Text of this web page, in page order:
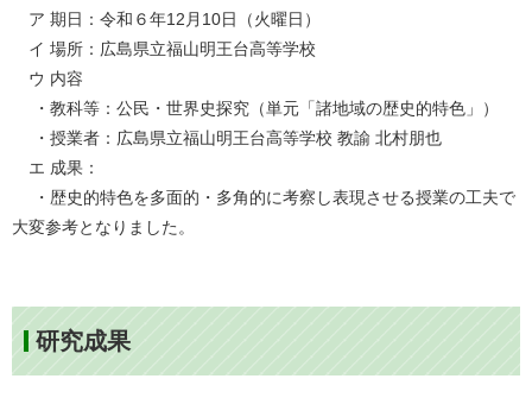
ア 期日：令和６年12月10日（火曜日）
イ 場所：広島県立福山明王台高等学校
ウ 内容
・教科等：公民・世界史探究（単元「諸地域の歴史的特色」）
・授業者：広島県立福山明王台高等学校 教諭 北村朋也
エ 成果：
・歴史的特色を多面的・多角的に考察し表現させる授業の工夫で
大変参考となりました。
研究成果